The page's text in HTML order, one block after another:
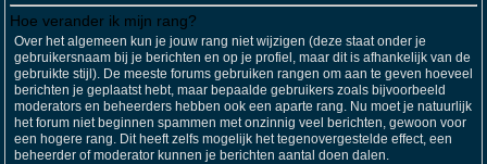
Hoe verander ik mijn rang?
Over het algemeen kun je jouw rang niet wijzigen (deze staat onder je
gebruikersnaam bij je berichten en op je profiel, maar dit is afhankelijk van de
gebruikte stijl). De meeste forums gebruiken rangen om aan te geven hoeveel
berichten je geplaatst hebt, maar bepaalde gebruikers zoals bijvoorbeeld
moderators en beheerders hebben ook een aparte rang. Nu moet je natuurlijk
het forum niet beginnen spammen met onzinnig veel berichten, gewoon voor
een hogere rang. Dit heeft zelfs mogelijk het tegenovergestelde effect, een
beheerder of moderator kunnen je berichten aantal doen dalen.